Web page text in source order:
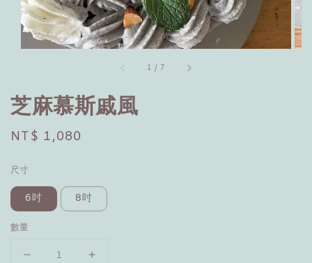
1 / 7
芝麻慕斯戚風
Regular
NT$ 1,080
尺寸
6吋 8吋
數量